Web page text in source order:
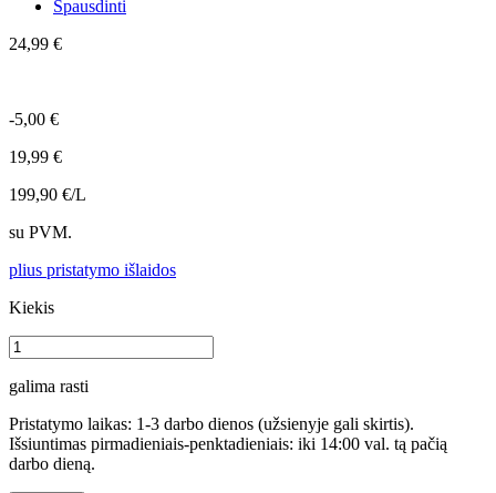
Spausdinti
24,99 €
-5,00 €
19,99 €
199,90 €/L
su PVM.
plius pristatymo išlaidos
Kiekis
galima rasti
Pristatymo laikas: 1-3 darbo dienos (užsienyje gali skirtis).
Išsiuntimas pirmadieniais-penktadieniais: iki 14:00 val. tą pačią
darbo dieną.